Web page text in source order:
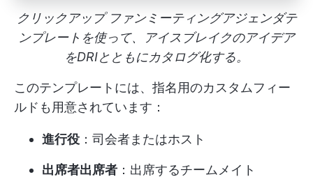
クリックアップ ファンミーティングアジェンダテ
ンプレートを使って、アイスブレイクのアイデア
をDRIとともにカタログ化する。
このテンプレートには、指名用のカスタムフィー
ルドも用意されています：
進行役 ：司会者またはホスト
出席者出席者 ：出席するチームメイト